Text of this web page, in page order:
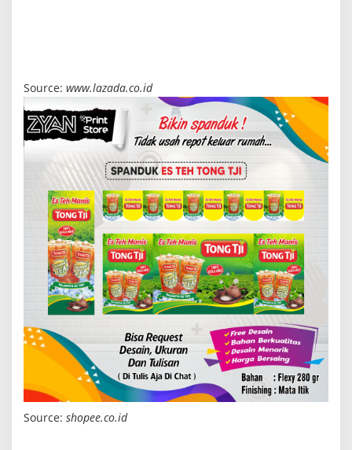
Source: www.lazada.co.id
Source: shopee.co.id